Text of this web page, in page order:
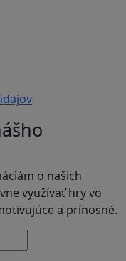
o našich
využívať hry vo
a prínosné.